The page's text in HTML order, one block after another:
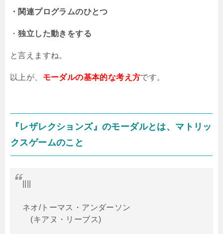
・関連プログラムのひとつ
・独立した動きをする
と言えますね。
以上が、 モーダルの基本的な考え方です。
『レザレクションズ』のモーダルとは、マトリッ
クスゲームのこと
ネオ/トーマス・アンダーソン
(キアヌ・リーブス)